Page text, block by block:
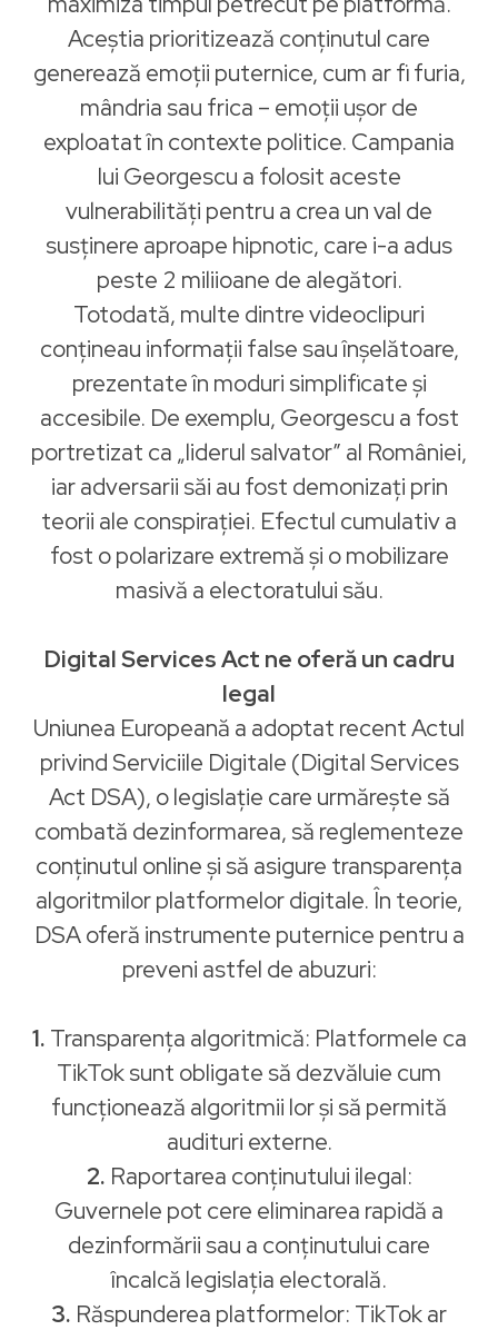
Aceștia prioritizează conținutul care
generează emoții puternice, cum ar fi furia,
mândria sau frica – emoții ușor de
exploatat în contexte politice. Campania
lui Georgescu a folosit aceste
vulnerabilități pentru a crea un val de
susținere aproape hipnotic, care i-a adus
peste 2 miliioane de alegători.
Totodată, multe dintre videoclipuri
conțineau informații false sau înșelătoare,
prezentate în moduri simplificate și
accesibile. De exemplu, Georgescu a fost
portretizat ca „liderul salvator” al României,
iar adversarii săi au fost demonizați prin
teorii ale conspirației. Efectul cumulativ a
fost o polarizare extremă și o mobilizare
masivă a electoratului său.
Digital Services Act ne oferă un cadru
legal
Uniunea Europeană a adoptat recent Actul
privind Serviciile Digitale (Digital Services
Act DSA), o legislație care urmărește să
combată dezinformarea, să reglementeze
conținutul online și să asigure transparența
algoritmilor platformelor digitale. În teorie,
DSA oferă instrumente puternice pentru a
preveni astfel de abuzuri:
1. Transparența algoritmică: Platformele ca
TikTok sunt obligate să dezvăluie cum
funcționează algoritmii lor și să permită
audituri externe.
2. Raportarea conținutului ilegal:
Guvernele pot cere eliminarea rapidă a
dezinformării sau a conținutului care
încalcă legislația electorală.
3. Răspunderea platformelor: TikTok ar